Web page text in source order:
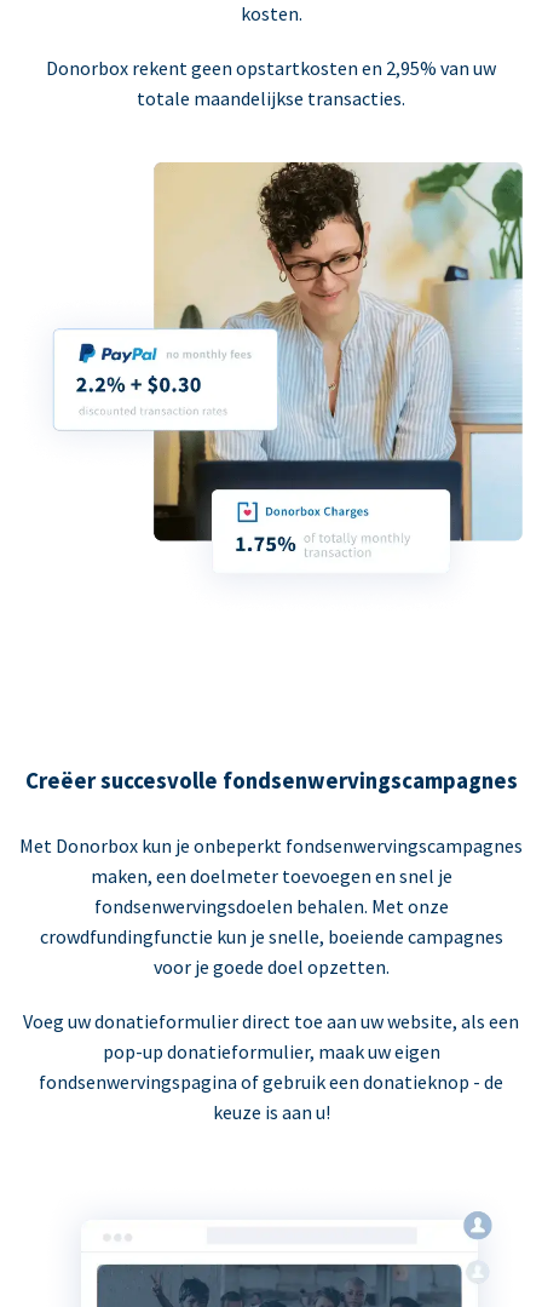
kosten.
Donorbox rekent geen opstartkosten en 2,95% van uw
totale maandelijkse transacties.
Creëer succesvolle fondsenwervingscampagnes
Met Donorbox kun je onbeperkt fondsenwervingscampagnes
maken, een doelmeter toevoegen en snel je
fondsenwervingsdoelen behalen. Met onze
crowdfundingfunctie kun je snelle, boeiende campagnes
voor je goede doel opzetten.
Voeg uw donatieformulier direct toe aan uw website, als een
pop-up donatieformulier, maak uw eigen
fondsenwervingspagina of gebruik een donatieknop - de
keuze is aan u!